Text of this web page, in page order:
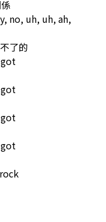
no, uh, uh, ah,
了的